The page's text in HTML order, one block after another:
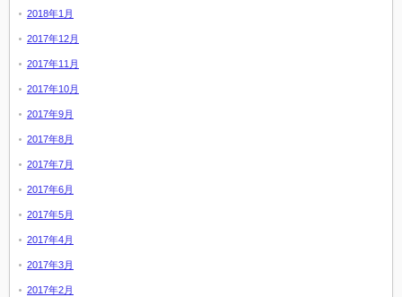
2018年1月
2017年12月
2017年11月
2017年10月
2017年9月
2017年8月
2017年7月
2017年6月
2017年5月
2017年4月
2017年3月
2017年2月